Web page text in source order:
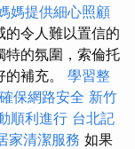
媽提供細心照顧
的令人難以置信的
特的氛圍，索倫托
補充。 學習整
保網路安全 新竹
順利進行 台北記
家清潔服務 如果